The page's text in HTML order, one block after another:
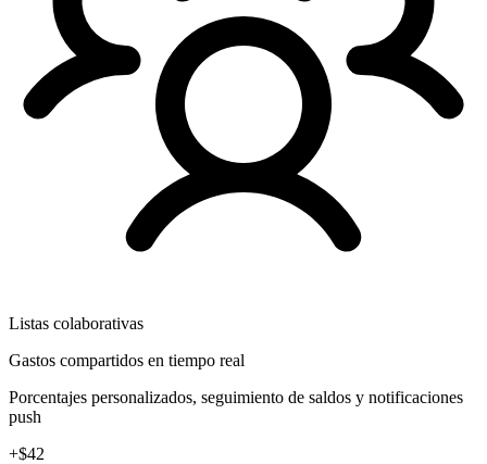
Listas colaborativas
Gastos compartidos en tiempo real
Porcentajes personalizados, seguimiento de saldos y notificaciones
push
+$42